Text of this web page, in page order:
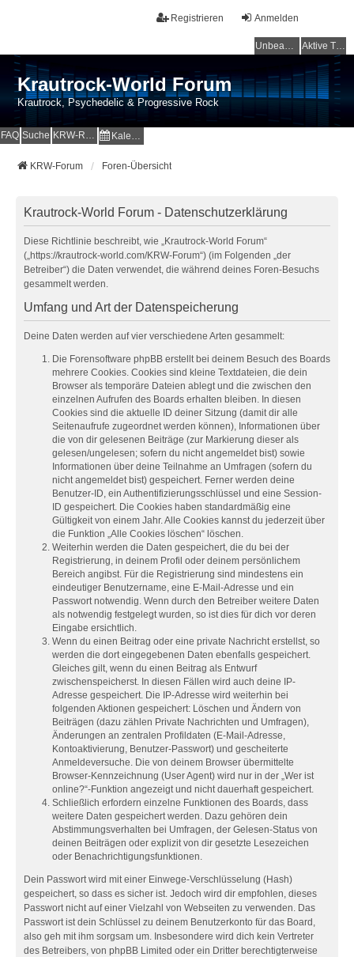
Anmelden
Registrieren
Unbeantwortete Themen Aktive Themen
Krautrock-World Forum
Krautrock, Psychedelic & Progressive Rock
FAQ Suche KRW-Radio Kalender
KRW-Forum Foren-Übersicht
Krautrock-World Forum - Datenschutzerklärung
Diese Richtlinie beschreibt, wie „Krautrock-World Forum“
(„https://krautrock-world.com/KRW-Forum“) (im Folgenden „der
Betreiber“) die Daten verwendet, die während deines Foren-Besuchs
gesammelt werden.
Umfang und Art der Datenspeicherung
Deine Daten werden auf vier verschiedene Arten gesammelt:
Die Forensoftware phpBB erstellt bei deinem Besuch des Boards
mehrere Cookies. Cookies sind kleine Textdateien, die dein
Browser als temporäre Dateien ablegt und die zwischen den
einzelnen Aufrufen des Boards erhalten bleiben. In diesen
Cookies sind die aktuelle ID deiner Sitzung (damit dir alle
Seitenaufrufe zugeordnet werden können), Informationen über
die von dir gelesenen Beiträge (zur Markierung dieser als
gelesen/ungelesen; sofern du nicht angemeldet bist) sowie
Informationen über deine Teilnahme an Umfragen (sofern du
nicht angemeldet bist) gespeichert. Ferner werden deine
Benutzer-ID, ein Authentifizierungsschlüssel und eine Session-
ID gespeichert. Die Cookies haben standardmäßig eine
Gültigkeit von einem Jahr. Alle Cookies kannst du jederzeit über
die Funktion „Alle Cookies löschen“ löschen.
Weiterhin werden die Daten gespeichert, die du bei der
Registrierung, in deinem Profil oder deinem persönlichem
Bereich angibst. Für die Registrierung sind mindestens ein
eindeutiger Benutzername, eine E-Mail-Adresse und ein
Passwort notwendig. Wenn durch den Betreiber weitere Daten
als notwendig festgelegt wurden, so ist dies für dich vor deren
Eingabe ersichtlich.
Wenn du einen Beitrag oder eine private Nachricht erstellst, so
werden die dort eingegebenen Daten ebenfalls gespeichert.
Gleiches gilt, wenn du einen Beitrag als Entwurf
zwischenspeicherst. In diesen Fällen wird auch deine IP-
Adresse gespeichert. Die IP-Adresse wird weiterhin bei
folgenden Aktionen gespeichert: Löschen und Ändern von
Beiträgen (dazu zählen Private Nachrichten und Umfragen),
Änderungen an zentralen Profildaten (E-Mail-Adresse,
Kontoaktivierung, Benutzer-Passwort) und gescheiterte
Anmeldeversuche. Die von deinem Browser übermittelte
Browser-Kennzeichnung (User Agent) wird nur in der „Wer ist
online?“-Funktion angezeigt und nicht dauerhaft gespeichert.
Schließlich erfordern einzelne Funktionen des Boards, dass
weitere Daten gespeichert werden. Dazu gehören dein
Abstimmungsverhalten bei Umfragen, der Gelesen-Status von
deinen Beiträgen oder explizit von dir gesetzte Lesezeichen
oder Benachrichtigungsfunktionen.
Dein Passwort wird mit einer Einwege-Verschlüsselung (Hash)
gespeichert, so dass es sicher ist. Jedoch wird dir empfohlen, dieses
Passwort nicht auf einer Vielzahl von Webseiten zu verwenden. Das
Passwort ist dein Schlüssel zu deinem Benutzerkonto für das Board,
also geh mit ihm sorgsam um. Insbesondere wird dich kein Vertreter
des Betreibers, von phpBB Limited oder ein Dritter berechtigterweise